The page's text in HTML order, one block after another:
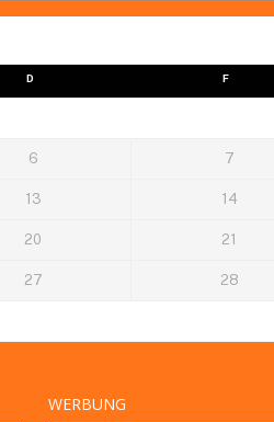
D F
6 7
13 14
20 21
27 28
WERBUNG